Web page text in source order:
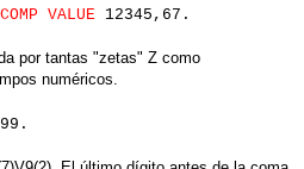
COMP VALUE 12345,67.
por tantas "zetas" Z como
numéricos.